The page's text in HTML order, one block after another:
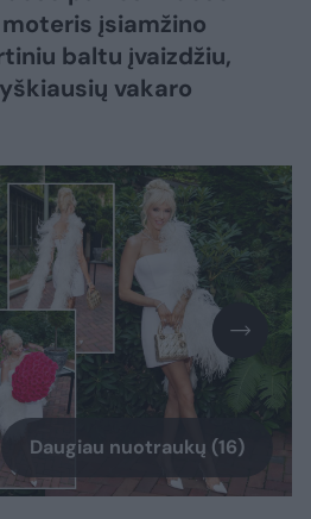
įsiamžino
baltu įvaizdžiu,
vakaro
Daugiau nuotraukų (16)